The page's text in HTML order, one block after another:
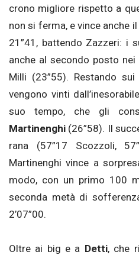
crono migliore rispetto a
non si ferma, e vince anche
21”41, battendo Zazzeri: i
anche al secondo posto
Milli (23”55). Restando
vengono vinti dall’inesorabile
suo tempo, che gli
Martinenghi (26”58). Il
rana (57”17 Scozzoli,
Martinenghi vince a
modo, con un primo 100
seconda metà di
2’07”00.
Oltre ai big e a Detti, che